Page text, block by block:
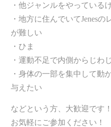
・他ジャンルをやっている
・地方に住んでいてJenesの
が難しい
・ひま
・運動不足で内側からじわ
・身体の一部を集中して動
与えたい
などという方、大歓迎です！
お気軽にご参加ください！